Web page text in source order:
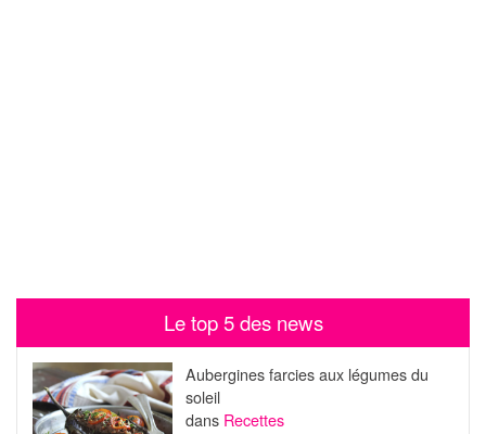
Le top 5 des news
Aubergines farcies aux légumes du
soleil
dans Recettes